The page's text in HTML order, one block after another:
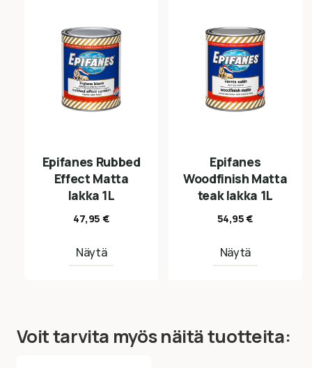
Epifanes Rubbed
Effect Matta
lakka 1L
47,95 €
Näytä
Epifanes
Woodfinish Matta
teak lakka 1L
54,95€
Näytä
Voit tarvita myös näitä tuotteita: